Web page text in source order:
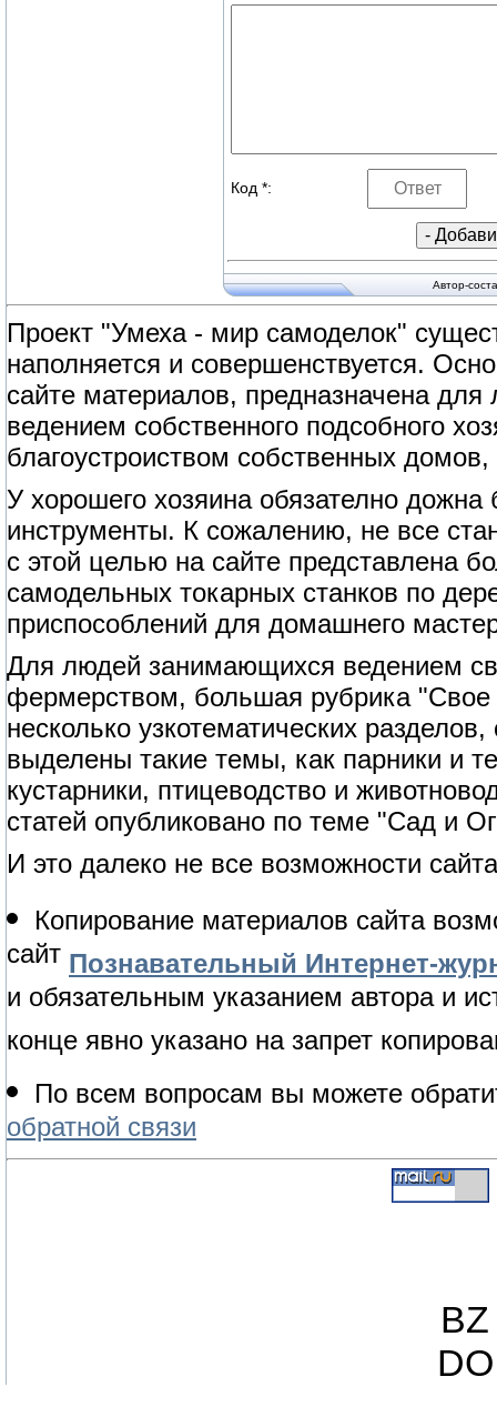
Код *:
Автор-
Проект "Умеха - мир самоделок"
наполняется и совершенствуется.
сайте материалов, предназначена
ведением собственного подсобного
благоустроиством собственных
У хорошего хозяина обязателно
инструменты. К сожалению, не все
с этой целью на сайте представлена
самодельных токарных станков по
приспособлений для домашнего
Для людей занимающихся ведением
фермерством, большая рубрика "Свое
несколько узкотематических
выделены такие темы, как парники и
кустарники, птицеводство и
статей опубликовано по теме "Сад и
И это далеко не все возможности
Копирование материалов сайта
сайт Познавательный Интернет-
и обязательным указанием автора и
конце явно указано на запрет
По всем вопросам вы можете
обратной связи